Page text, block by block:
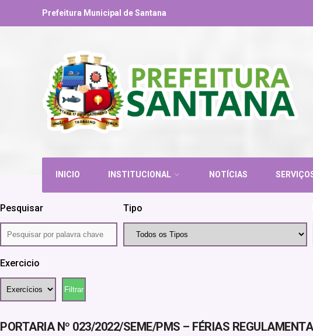
Prefeitura Municipal de Santana
INICIO INSTITUCIONAL NOTÍCIAS
Pesquisar Tipo
Exercicio
PORTARIA Nº 023/2022/SEME/PMS – FÉRIAS